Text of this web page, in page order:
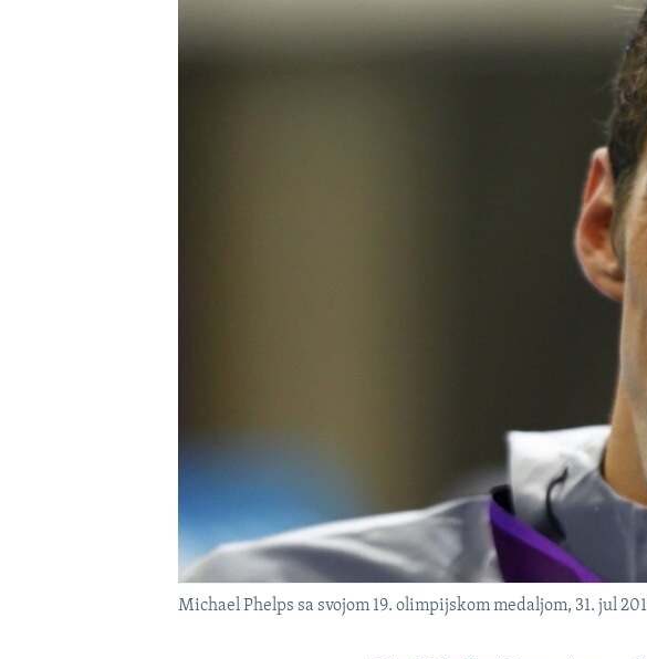
Michael Phelps sa svojom 19. olimpijskom medaljom, 31. jul